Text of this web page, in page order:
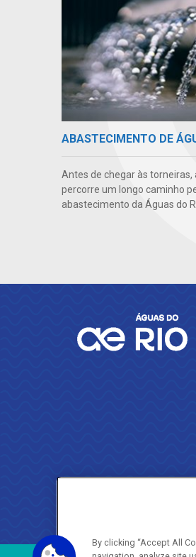
ABASTECIMENTO DE
Antes de chegar às torneiras,
percorre um longo caminho
abastecimento da Águas do
By clicking “Accept All